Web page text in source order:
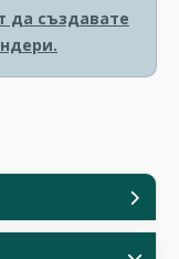
да създавате